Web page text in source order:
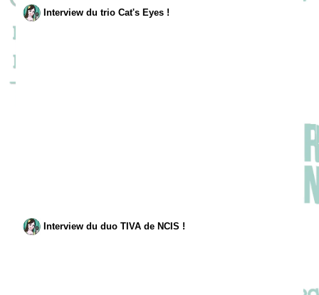
Interview du trio Cat's Eyes !
Interview du duo TIVA de NCIS !